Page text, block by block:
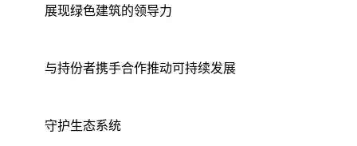
展现绿色建筑的领导力
与持份者携手合作推动可持续发展
守护生态系统